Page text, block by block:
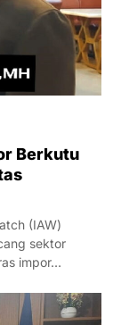
Berkutu
(IAW)
sektor
impor…